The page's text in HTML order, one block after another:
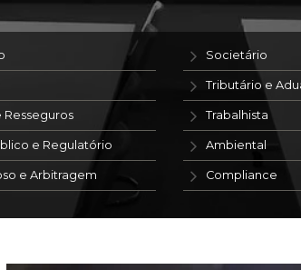
Resseguros
e Regulatório
e Arbitragem
Societário
Tributário e
Trabalhista
Ambiental
Compliance